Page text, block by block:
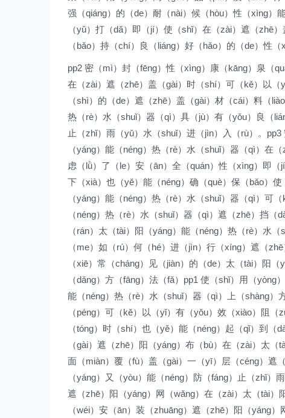
强（qiáng）的（de）耐（nài）候（hòu）性（xìng）
（yǔ）打（dǎ）即（jí）使（shǐ）在（zài）遮（zhē
（bǎo）持（chí）良（liáng）好（hǎo）的（de）性（
pp2 密（mì）封（fēng）性（xìng）康（kāng）泉（
在（zài）遮（zhē）盖（gài）时（shí）可（kě）以
（shì）的（de）遮（zhē）盖（gài）材（cái）料（
热（rè）水（shuǐ）器（qì）具（jù）有（yǒu）良（
止（zhǐ）雨（yǔ）水（shuǐ）进（jìn）入（rù）。
（yáng）能（néng）热（rè）水（shuǐ）器（qì）在
虑（lǜ）了（le）安（ān）全（quán）性（xìng）即
下（xià）也（yě）能（néng）确（què）保（bǎo）
（yáng）能（néng）热（rè）水（shuǐ）器（qì）可
（néng）热（rè）水（shuǐ）器（qì）遮（zhē）挡
（rán）太（tài）阳（yáng）能（néng）热（rè）水
（me）如（rú）何（hé）进（jìn）行（xíng）遮（
（xiē）常（cháng）见（jiàn）的（de）太（tài）阳
（dǎng）方（fāng）法（fǎ）pp1 使（shǐ）用（yòng
能（néng）热（rè）水（shuǐ）器（qì）上（shàng）
（péng）可（kě）以（yǐ）有（yǒu）效（xiào）阻
（tóng）时（shí）也（yě）能（néng）起（qǐ）到
（gài）遮（zhē）阳（yáng）布（bù）在（zài）太
面（miàn）覆（fù）盖（gài）一（yī）层（céng）遮
（yáng）又（yòu）能（néng）防（fáng）止（zhǐ）
遮（zhē）阳（yáng）网（wǎng）在（zài）太（tài
（wéi）安（ān）装（zhuāng）遮（zhē）阳（yáng